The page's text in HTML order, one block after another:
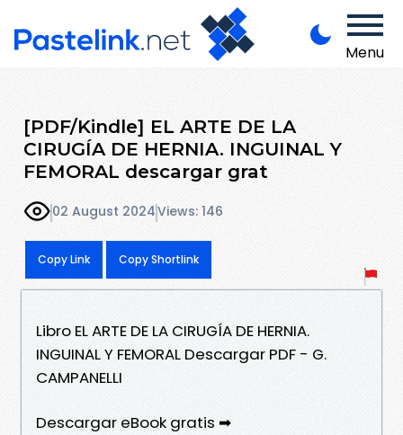
Menu
[PDF/Kindle] EL ARTE DE LA
CIRUGÍA DE HERNIA. INGUINAL Y
FEMORAL descargar grat
02 August 2024Views: 146
Copy Link Copy Shortlink
Libro EL ARTE DE LA CIRUGÍA DE HERNIA.
INGUINAL Y FEMORAL Descargar PDF - G.
CAMPANELLI
Descargar eBook gratis ➡